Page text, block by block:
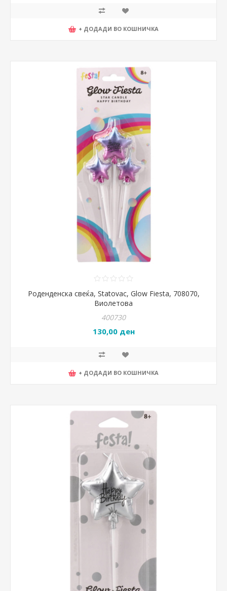
+ ДОДАДИ ВО КОШНИЧКА
Роденденска свеќа, Statovac, Glow Fiesta, 708070,
Виолетова
400730
130,00 ден
+ ДОДАДИ ВО КОШНИЧКА